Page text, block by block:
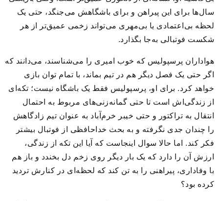
سال‌ها برای این پیراهن و برای باشگاهش می‌جنگد، حتی یک
لحظه بی‌اعتمادی یا بی‌مهری می‌تواند زخمی عمیق‌تر از هر
شکست فوتبالی به‌جا بگذارد.
هواداران پرسپولیس که خوب امیری را می‌شناسند، می‌دانند که
اگر حتی یک فصل دیگر هم در تیم بماند، با تمام توان بازی
خواهد کرد. برای او، پرسپولیس فقط یک باشگاه نیست؛ تکه‌ای
از زندگی‌اش است تا حتی گمانه‌زنی‌های مربوط به احتمال
انتقال به تراکتور و حتی خیبر خرم‌آباد به عنوان تیم زادگاهش
را چندان جدی نگرفته و به بحث خداحافظی از فوتبال بیشتر
فکر کند. اما حالا سوال اینجاست که آیا این تکه از زندگی،
ارزش آن را دارد که یک‌ بار دیگر روی زخم دل بخندد و باز هم
با وفاداری، پیراهنی را به تن کند که لحظه‌ای در کنارش تردید
کرده بود؟